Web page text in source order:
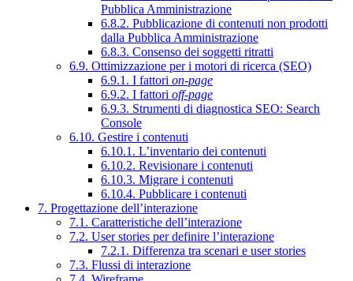
Pubblica Amministrazione
6.8.2. Pubblicazione di contenuti non prodotti
dalla Pubblica Amministrazione
6.8.3. Consenso dei soggetti ritratti
6.9. Ottimizzazione per i motori di ricerca (SEO)
6.9.1. I fattori on-page
6.9.2. I fattori off-page
6.9.3. Strumenti di diagnostica SEO: Search
Console
6.10. Gestire i contenuti
6.10.1. L’inventario dei contenuti
6.10.2. Revisionare i contenuti
6.10.3. Migrare i contenuti
6.10.4. Pubblicare i contenuti
7. Progettazione dell’interazione
7.1. Caratteristiche dell’interazione
7.2. User stories per definire l’interazione
7.2.1. Differenza tra scenari e user stories
7.3. Flussi di interazione